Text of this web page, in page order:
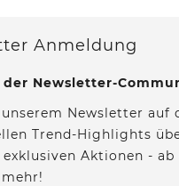
Anmeldung
Newsletter-
Newsletter auf
Trend-Highlights
Aktionen -